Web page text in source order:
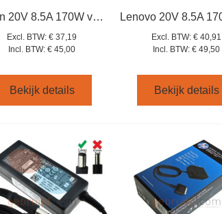
Liteon 20V 8.5A 170W voor elgato thunderbolt 3 dock pa-1171-7
Excl. BTW: € 37,19
Incl. BTW: € 45,00
Bekijk details
Excl. BTW: € 40,91
Incl. BTW: € 49,50
Bekijk details